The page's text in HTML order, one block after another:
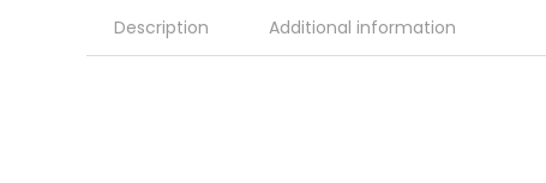
Description Additional information